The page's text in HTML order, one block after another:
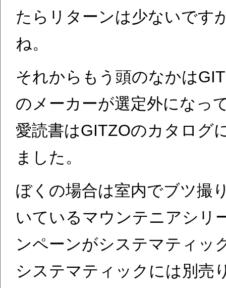
たらリターンは少ないです
ね。
それからもう頭のなかは
のメーカーが選定外になっ
愛読書はGITZOのカタログ
ました。
ぼくの場合は室内でブツ撮
いているマウンテニアシリ
ンペーンがシステマティッ
システマティックには別売